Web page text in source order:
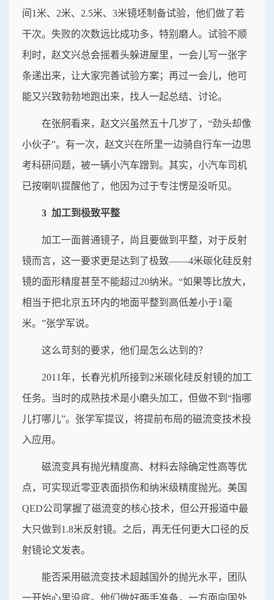
间1米、2米、2.5米、3米镜坯制备试验，他们做了若
干次。失败的次数远比成功多，特别磨人。试验不顺
利时，赵文兴总会摇着头躲进屋里，一会儿写一张字
条递出来，让大家完善试验方案；再过一会儿，他可
能又兴致勃勃地跑出来，找人一起总结、讨论。
在张舸看来，赵文兴虽然五十几岁了，“劲头却像
小伙子”。有一次，赵文兴在所里一边骑自行车一边思
考科研问题，被一辆小汽车蹭到。其实，小汽车司机
已按喇叭提醒他了，他因为过于专注愣是没听见。
3 加工到极致平整
加工一面普通镜子，尚且要做到平整，对于反射
镜而言，这一要求更是达到了极致——4米碳化硅反射
镜的面形精度甚至不能超过20纳米。“如果等比放大，
相当于把北京五环内的地面平整到高低差小于1毫
米。”张学军说。
这么苛刻的要求，他们是怎么达到的？
2011年，长春光机所接到2米碳化硅反射镜的加工
任务。当时的成熟技术是小磨头加工，但做不到“指哪
儿打哪儿”。张学军提议，将提前布局的磁流变技术投
入应用。
磁流变具有抛光精度高、材料去除确定性高等优
点，可实现近零亚表面损伤和纳米级精度抛光。美国
QED公司掌握了磁流变的核心技术，但公开报道中最
大只做到1.8米反射镜。之后，再无任何更大口径的反
射镜论文发表。
能否采用磁流变技术超越国外的抛光水平，团队